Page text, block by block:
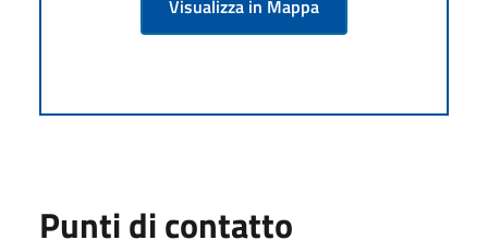
Visualizza in Mappa
Punti di contatto